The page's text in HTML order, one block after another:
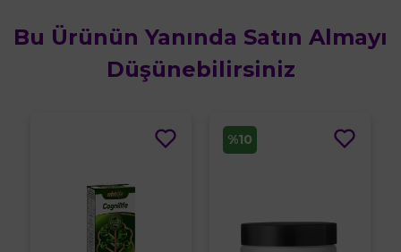
Bu Ürünün Yanında Satın Almayı
Düşünebilirsiniz
%10